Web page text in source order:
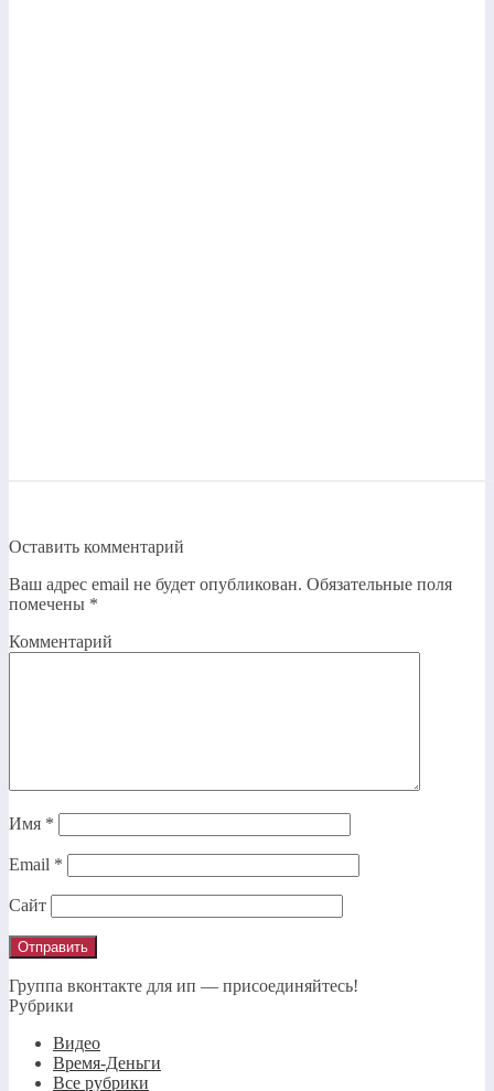
Оставить комментарий
Ваш адрес email не будет опубликован. Обязательные поля
помечены *
Комментарий
Имя *
Email *
Сайт
Группа вконтакте для ип — присоединяйтесь!
Рубрики
Видео
Время-Деньги
Все рубрики